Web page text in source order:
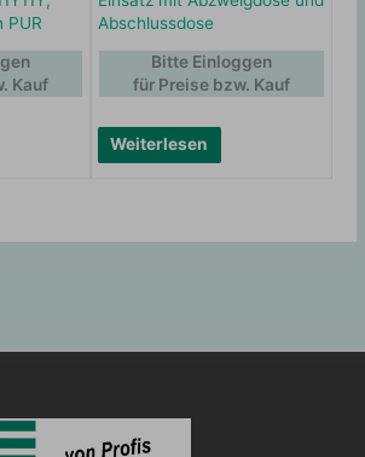
PUR
Kauf
Abschlussdose
Weiterlesen
Bitte Einloggen
für Preise bzw. Kauf